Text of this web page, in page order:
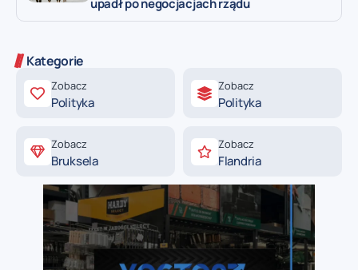
upadł po negocjacjach rządu
Kategorie
Zobacz
Polityka
Zobacz
Polityka
Zobacz
Bruksela
Zobacz
Flandria